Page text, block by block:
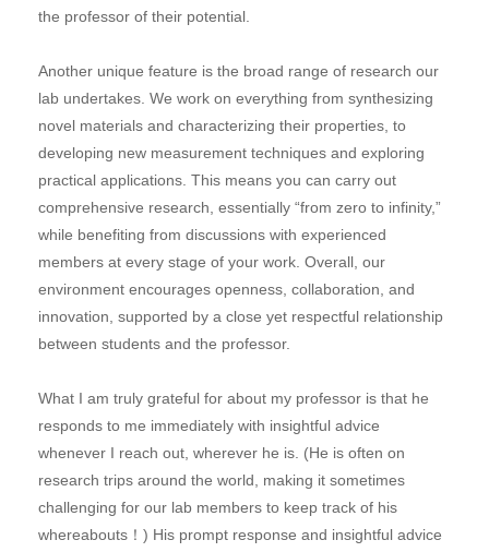
the professor of their potential.
Another unique feature is the broad range of research our
lab undertakes. We work on everything from synthesizing
novel materials and characterizing their properties, to
developing new measurement techniques and exploring
practical applications. This means you can carry out
comprehensive research, essentially “from zero to infinity,”
while benefiting from discussions with experienced
members at every stage of your work. Overall, our
environment encourages openness, collaboration, and
innovation, supported by a close yet respectful relationship
between students and the professor.
What I am truly grateful for about my professor is that he
responds to me immediately with insightful advice
whenever I reach out, wherever he is. (He is often on
research trips around the world, making it sometimes
challenging for our lab members to keep track of his
whereabouts！) His prompt response and insightful advice